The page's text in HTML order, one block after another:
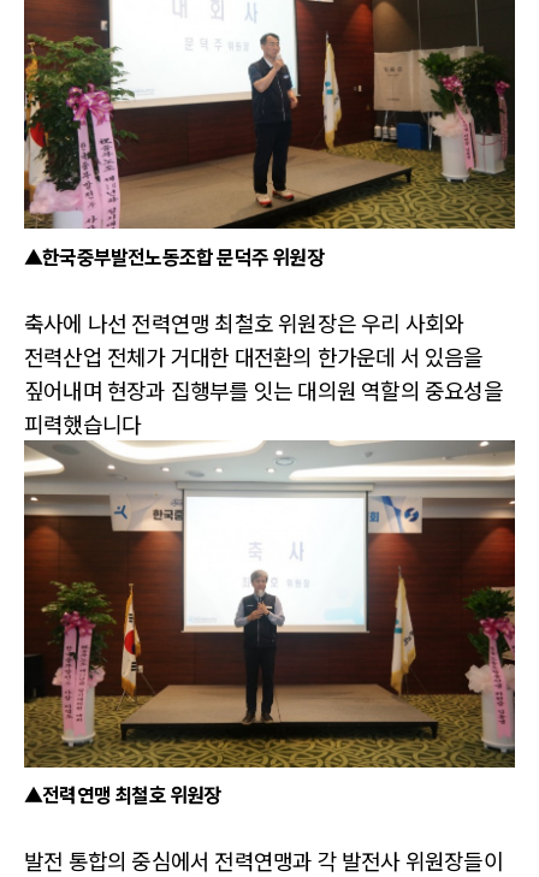
▲한국중부발전노동조합 문덕주 위원장
축사에 나선 전력연맹 최철호 위원장은 우리 사회와
전력산업 전체가 거대한 대전환의 한가운데 서 있음을
짚어내며 현장과 집행부를 잇는 대의원 역할의 중요성을
피력했습니다
▲전력연맹 최철호 위원장
발전 통합의 중심에서 전력연맹과 각 발전사 위원장들이